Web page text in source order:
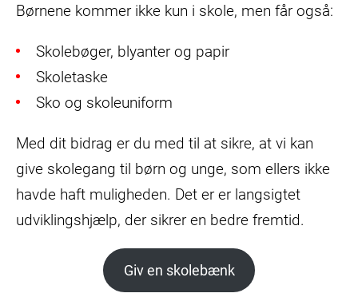
Børnene kommer ikke kun i skole, men får også:
Skolebøger, blyanter og papir
Skoletaske
Sko og skoleuniform
Med dit bidrag er du med til at sikre, at vi kan
give skolegang til børn og unge, som ellers ikke
havde haft muligheden. Det er er langsigtet
udviklingshjælp, der sikrer en bedre fremtid.
Giv en skolebænk